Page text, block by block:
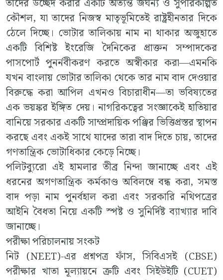
তাদের উচ্ছেদ করার একটি অত্যন্ত জঘন্য ও সুপরিকল্পিত
কৌশল, যা তাদের নিজস্ব মাতৃভূমিতেই রাষ্ট্রহীনতার দিকে
ঠেলে দিচ্ছে। ভোটার তালিকায় নাম না থাকার অজুহাতে
একটি বিশিষ্ট ইংরেজি দৈনিকের প্রাক্তন সম্পাদকের
পাসপোর্ট পুনর্নবীকরণ করতে অস্বীকার করা—এমনকি
যখন বাংলায় ভোটার তালিকা থেকে তার নাম বাদ দেওয়ার
বিরুদ্ধে করা আপিল এখনও বিচারাধীন—তা ভবিষ্যতের
এক ভয়ঙ্কর ইঙ্গিত দেয়। নাগরিকত্বের সংজ্ঞাকেই হাতিয়ার
বানিয়ে সরকার একটি সাম্প্রদায়িক পঞ্জির ভিত্তিপ্রস্তর স্থাপন
করছে এবং একই সাথে যাদের তারা বাদ দিতে চায়, তাদের
গণতান্ত্রিক ভোটাধিকার কেড়ে নিচ্ছে।
পলিটব্যুরো এই হামলার তীব্র নিন্দা জানাচ্ছে এবং এই
ধরনের অগণতান্ত্রিক কর্মকাণ্ড অবিলম্বে বন্ধ করা, সমস্ত
বাদ পড়া নাম পুনর্বহাল করা এবং সরকারি নথিপত্রের
আইনি বৈধতা নিয়ে একটি স্পষ্ট ও সুনির্দিষ্ট ব্যাখ্যার দাবি
জানাচ্ছে।
পরীক্ষা পরিচালনায় সংকট
নিট (NEET)-এর প্রশ্নপত্র ফাঁস, সিবিএসই (CBSE)
পরীক্ষার খাতা মূল্যায়নে ত্রুটি এবং সিইউইটি (CUET)